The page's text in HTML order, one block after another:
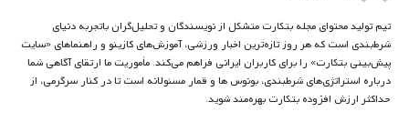
تیم تولید محتوای مجله بتکارت متشکل از نویسندگان و تحلیل‌گران باتجربه دنیای
شرط‌بندی است که هر روز تازه‌ترین اخبار ورزشی، آموزش‌های کازینو و راهنماهای «سایت
پیش‌بینی بتکارت» را برای کاربران ایرانی فراهم می‌کند. مأموریت ما ارتقای آگاهی شما
درباره استراتژی‌های شرطبندی، بونوس ها و قمار مسئولانه است تا در کنار سرگرمی، از
حداکثر ارزش افزوده بتکارت بهره‌مند شوید.